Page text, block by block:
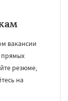
вакансии
прямых
резюме,
на